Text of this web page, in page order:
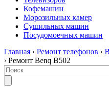
Кофемашин
Морозильных камер
Сушильных машин
Посудомоечных машин
Главная › Ремонт телефонов ›
› Ремонт Benq B502